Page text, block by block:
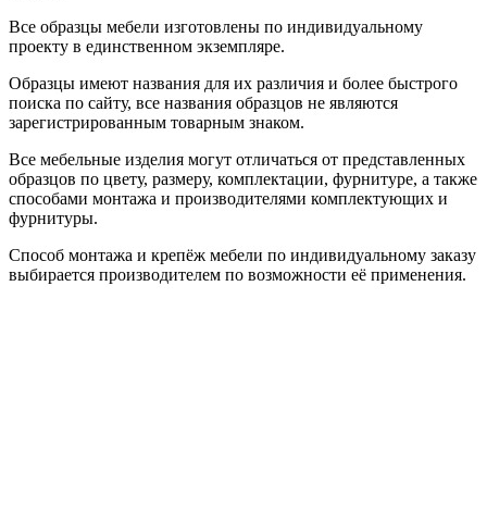
Все образцы мебели изготовлены по индивидуальному
проекту в единственном экземпляре.
Образцы имеют названия для их различия и более быстрого
поиска по сайту, все названия образцов не являются
зарегистрированным товарным знаком.
Все мебельные изделия могут отличаться от представленных
образцов по цвету, размеру, комплектации, фурнитуре, а также
способами монтажа и производителями комплектующих и
фурнитуры.
Способ монтажа и крепёж мебели по индивидуальному заказу
выбирается производителем по возможности её применения.